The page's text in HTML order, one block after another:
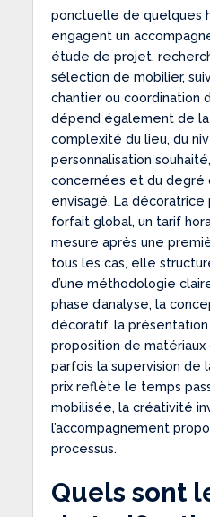
ponctuelle de quelques
engagent un
étude de projet,
sélection de mobilier,
chantier ou coordination
dépend également de
complexité du lieu, du
personnalisation
concernées et du degré
envisagé. La décoratrice
forfait global, un tarif
mesure après une
tous les cas, elle
d’une méthodologie
phase d’analyse, la
décoratif, la présentation
proposition de
parfois la supervision de
prix reflète le temps
mobilisée, la créativité
l’accompagnement
processus.
Quels sont